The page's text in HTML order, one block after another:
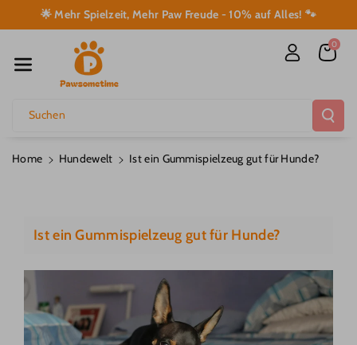
Nhalt
🌟 Mehr Spielzeit, Mehr Paw Freude - 10% auf Alles! 🐾
Suchen
0
Home Hundewelt Ist ein Gummispielzeug gut für Hunde?
Ist ein Gummispielzeug gut für Hunde?